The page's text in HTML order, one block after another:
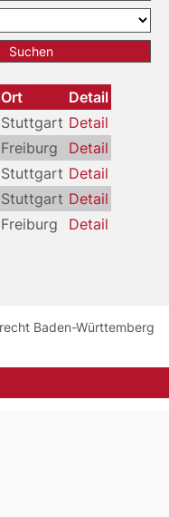
Ort
Detail
Stuttgart Detail
Freiburg
Detail
Stuttgart Detail
Stuttgart Detail
Freiburg Detail
Baden-Württemberg